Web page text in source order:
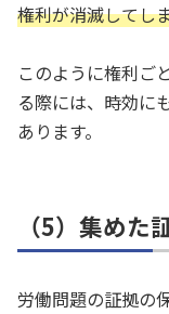
権利が消滅してし
このように権利ご
る際には、時効に
あります。
（5）集めた
労働問題の証拠の